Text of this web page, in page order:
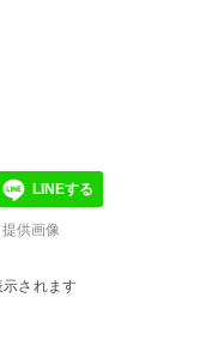
LINEする
供画像
されます